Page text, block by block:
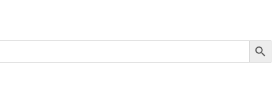
Search Button